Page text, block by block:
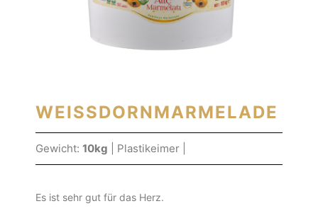
WEISSDORNMARMELADE
Gewicht: 10kg | Plastikeimer |
Es ist sehr gut für das Herz.